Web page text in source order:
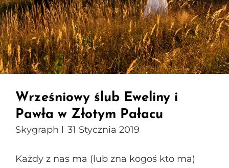
Wrześniowy ślub Eweliny i
Pawła w Złotym Pałacu
Skygraph 31 Stycznia 2019
Każdy z nas ma (lub zna kogoś kto ma)